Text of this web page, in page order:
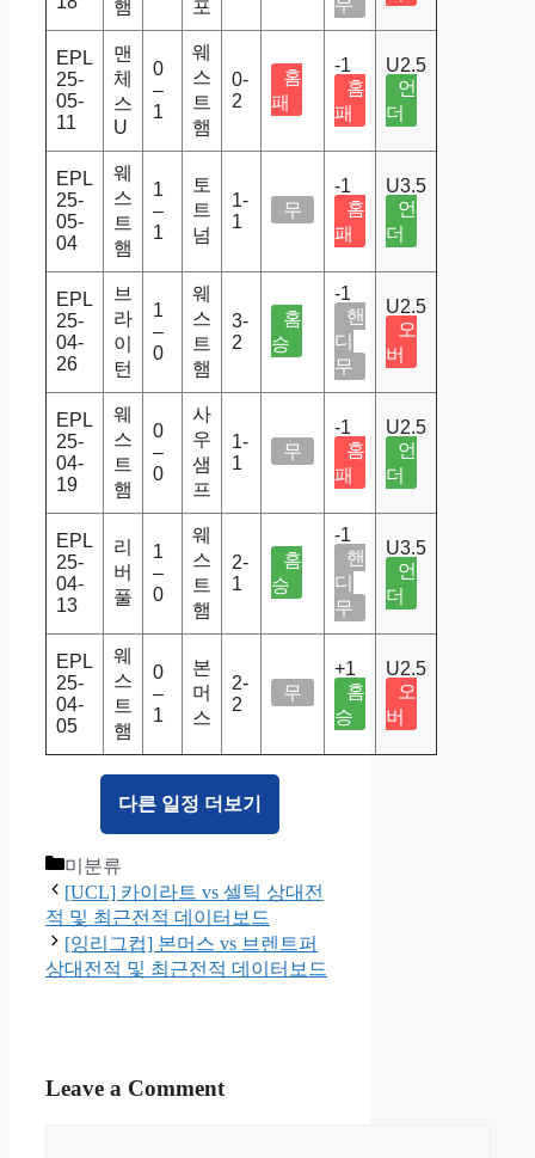
햄 포
EPL
25-
05-
11
맨
체
스
U
0
–
1
웨
스
트
햄
0-
2
홈
패
-1
홈
패
U2.5
언
더
EPL
25-
05-
04
웨
스
트
햄
1
–
1
토
트
넘
1-
1
무
-1
홈
패
U3.5
언
더
EPL
25-
04-
26
브
라
이
턴
1
–
0
웨
스
트
햄
3-
2
홈
승
-1
핸
디
무
U2.5
오
버
EPL
25-
04-
19
웨
스
트
햄
0
–
0
사
우
샘
프
1-
1
무
-1
홈
패
U2.5
언
더
EPL
25-
04-
13
리
버
풀
1
–
0
웨
스
트
햄
2-
1
홈
승
-1
핸
디
무
U3.5
언
더
EPL
25-
04-
05
웨
스
트
햄
0
–
1
본
머
스
2-
2
무
+1
홈
승
U2.5
오
버
다른 일정 더보기
Categories
미분류
[UCL] 카이라트 vs 셀틱 상대전
적 및 최근전적 데이터보드
[잉리그컵] 본머스 vs 브렌트퍼
상대전적 및 최근전적 데이터보드
Leave a Comment